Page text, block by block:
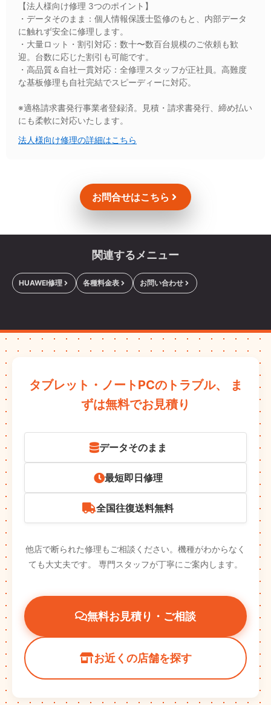
【法人様向け修理 3つのポイント】
・データそのまま：個人情報保護士監修のもと、内部データ
に触れず安全に修理します。
・大量ロット・割引対応：数十〜数百台規模のご依頼も歓
迎。台数に応じた割引も可能です。
・高品質＆自社一貫対応：全修理スタッフが正社員。高難度
な基板修理も自社完結でスピーディーに対応。
※適格請求書発行事業者登録済。見積・請求書発行、締め払い
にも柔軟に対応いたします。
法人様向け修理の詳細はこちら
お問合せはこちら
関連するメニュー
HUAWEI修理 各種料金表 お問い合わせ
タブレット・ノートPCのトラブル、
ま
ずは無料でお見積り
データそのまま
最短即日修理
全国往復送料無料
他店で断られた修理もご相談ください。機種がわからなく
ても大丈夫です。
専門スタッフが丁寧にご案内します。
無料お見積り・ご相談
お近くの店舗を探す